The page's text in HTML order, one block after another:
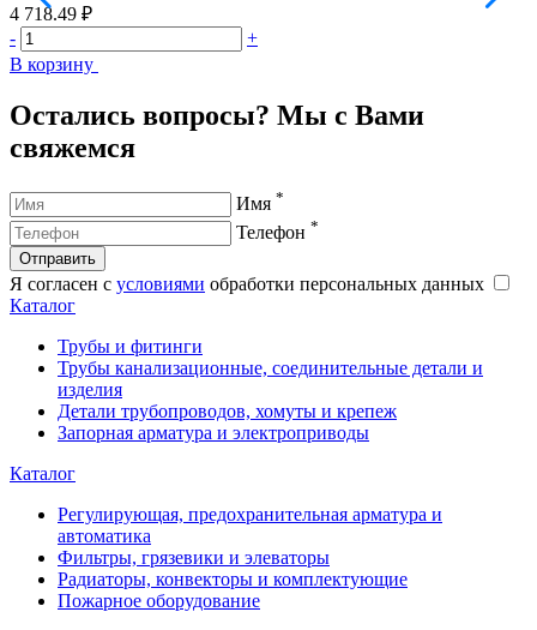
4 718.49 ₽
-
+
В корзину
Остались вопросы? Мы с Вами
свяжемся
Имя *
Телефон *
Отправить
Я согласен с условиями обработки персональных данных
Каталог
Трубы и фитинги
Трубы канализационные, соединительные детали и
изделия
Детали трубопроводов, хомуты и крепеж
Запорная арматура и электроприводы
Каталог
Регулирующая, предохранительная арматура и
автоматика
Фильтры, грязевики и элеваторы
Радиаторы, конвекторы и комплектующие
Пожарное оборудование